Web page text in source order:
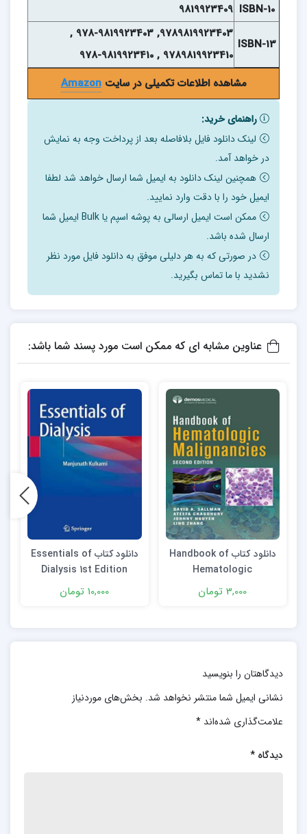
ISBN-10
9819923409
ISBN-13
9789819923403, 978-9819923403 ,
9789819923410 , 978-9819923410
مشاهده اطلاعات تکمیلی در سایتAmazon
راهنمای خرید:
لینک دانلود فایل بلافاصله بعد از پرداخت وجه به نمایش
در خواهد آمد.
همچنین لینک دانلود به ایمیل شما ارسال خواهد شد لطفا
ایمیل خود را با دقت وارد نمایید.
ممکن است ایمیل ارسالی به پوشه اسپم یا Bulk ایمیل شما
ارسال شده باشد.
در صورتی که به هر دلیلی موفق به دانلود فایل مورد نظر
نشدید با ما تماس بگیرید.
عناوین مشابه ای که ممکن است مورد پسند شما باشد:
دانلود كتاب Handbook of
Hematologic
Malignancies 2nd
Edition
3,000 تومان
دانلود کتاب Essentials of
Dialysis 1st Edition
10,000 تومان
دیدگاهتان را بنویسید
نشانی ایمیل شما منتشر نخواهد شد. بخش‌های موردنیاز
علامت‌گذاری شده‌اند *
دیدگاه *